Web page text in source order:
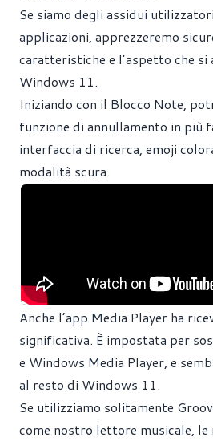
Se siamo degli assidui
applicazioni, apprezzeremo
caratteristiche e l’aspetto che si
Windows 11.
Iniziando con il Blocco Note,
funzione di annullamento in più
interfaccia di ricerca, emoji
modalità scura.
Anche l’app Media Player ha
significativa. È impostata per
e Windows Media Player, e
al resto di Windows 11.
Se utilizziamo solitamente
come nostro lettore musicale,